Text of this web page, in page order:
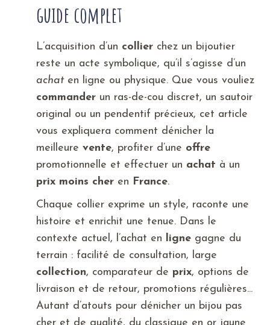
guide complet
L’acquisition d’un collier chez un bijoutier
reste un acte symbolique, qu’il s’agisse d’un
achaten ligne ou physique. Que vous vouliez
commander un ras-de-cou discret, un sautoir
original ou un pendentif précieux, cet article
vous expliquera comment dénicher la
meilleure vente, profiter d’une offre
promotionnelle et effectuer un achat à un
prix moins cher en France.
Chaque collier exprime un style, raconte une
histoire et enrichit une tenue. Dans le
contexte actuel, l’achat en ligne gagne du
terrain : facilité de consultation, large
collection, comparateur de prix, options de
livraison et de retour, promotions régulières...
Autant d’atouts pour dénicher un bijou pas